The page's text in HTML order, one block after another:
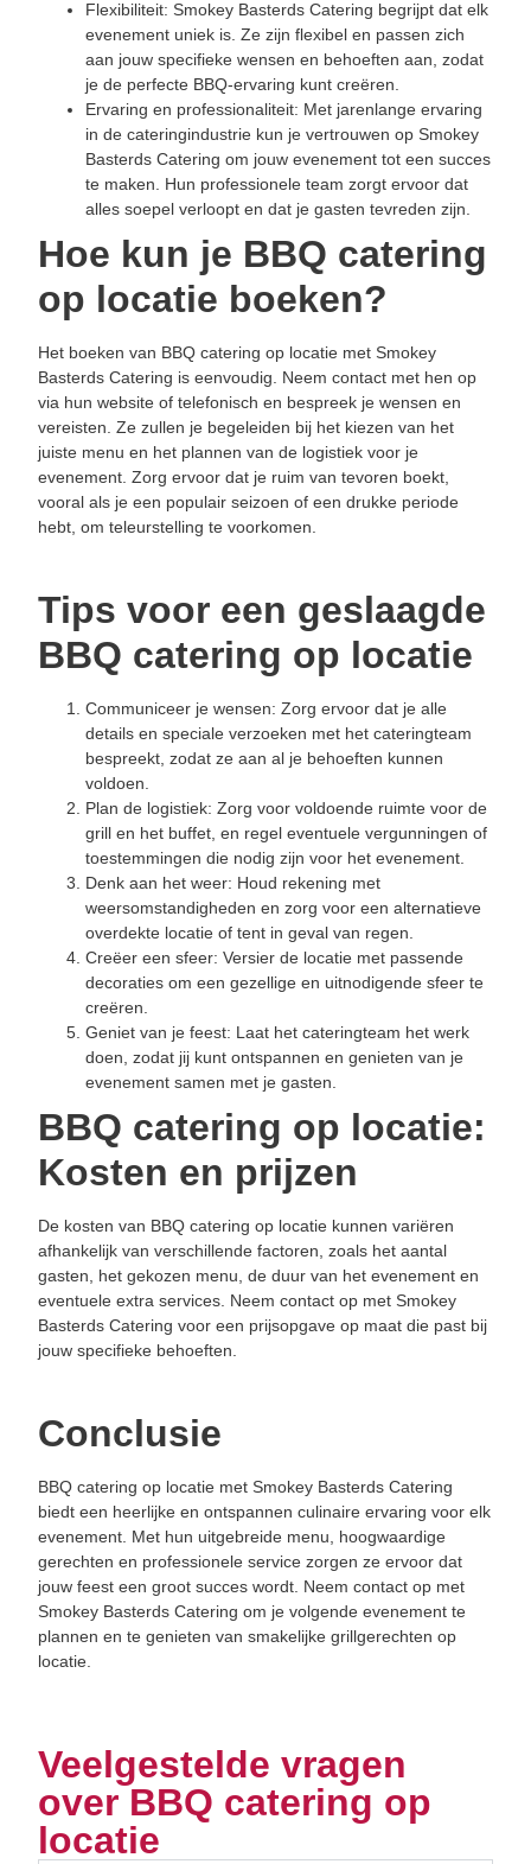
Flexibiliteit: Smokey Basterds Catering begrijpt dat elk
evenement uniek is. Ze zijn flexibel en passen zich
aan jouw specifieke wensen en behoeften aan, zodat
je de perfecte BBQ-ervaring kunt creëren.
Ervaring en professionaliteit: Met jarenlange ervaring
in de cateringindustrie kun je vertrouwen op Smokey
Basterds Catering om jouw evenement tot een succes
te maken. Hun professionele team zorgt ervoor dat
alles soepel verloopt en dat je gasten tevreden zijn.
Hoe kun je BBQ catering
op locatie boeken?
Het boeken van BBQ catering op locatie met Smokey
Basterds Catering is eenvoudig. Neem contact met hen op
via hun website of telefonisch en bespreek je wensen en
vereisten. Ze zullen je begeleiden bij het kiezen van het
juiste menu en het plannen van de logistiek voor je
evenement. Zorg ervoor dat je ruim van tevoren boekt,
vooral als je een populair seizoen of een drukke periode
hebt, om teleurstelling te voorkomen.
Tips voor een geslaagde
BBQ catering op locatie
Communiceer je wensen: Zorg ervoor dat je alle
details en speciale verzoeken met het cateringteam
bespreekt, zodat ze aan al je behoeften kunnen
voldoen.
Plan de logistiek: Zorg voor voldoende ruimte voor de
grill en het buffet, en regel eventuele vergunningen of
toestemmingen die nodig zijn voor het evenement.
Denk aan het weer: Houd rekening met
weersomstandigheden en zorg voor een alternatieve
overdekte locatie of tent in geval van regen.
Creëer een sfeer: Versier de locatie met passende
decoraties om een gezellige en uitnodigende sfeer te
creëren.
Geniet van je feest: Laat het cateringteam het werk
doen, zodat jij kunt ontspannen en genieten van je
evenement samen met je gasten.
BBQ catering op locatie:
Kosten en prijzen
De kosten van BBQ catering op locatie kunnen variëren
afhankelijk van verschillende factoren, zoals het aantal
gasten, het gekozen menu, de duur van het evenement en
eventuele extra services. Neem contact op met Smokey
Basterds Catering voor een prijsopgave op maat die past bij
jouw specifieke behoeften.
Conclusie
BBQ catering op locatie met Smokey Basterds Catering
biedt een heerlijke en ontspannen culinaire ervaring voor elk
evenement. Met hun uitgebreide menu, hoogwaardige
gerechten en professionele service zorgen ze ervoor dat
jouw feest een groot succes wordt. Neem contact op met
Smokey Basterds Catering om je volgende evenement te
plannen en te genieten van smakelijke grillgerechten op
locatie.
Veelgestelde vragen
over BBQ catering op
locatie